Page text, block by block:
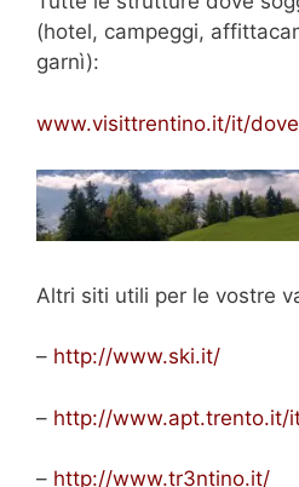
(hotel, campeggi,
garnì):
www.visittrentino.it/it/
Altri siti utili per le vostre
– http://www.ski.it/
– http://www.apt.trento.it/
– http://www.tr3ntino.it/